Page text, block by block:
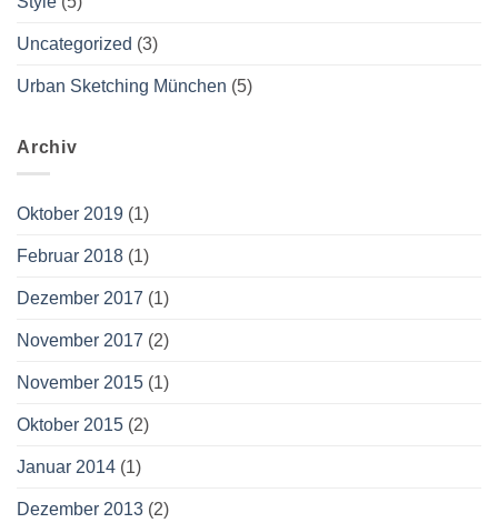
Uncategorized (3)
Urban Sketching München (5)
Archiv
Oktober 2019 (1)
Februar 2018 (1)
Dezember 2017 (1)
November 2017 (2)
November 2015 (1)
Oktober 2015 (2)
Januar 2014 (1)
Dezember 2013 (2)